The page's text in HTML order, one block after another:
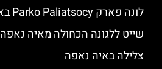
לונה פארק Parko Paliatsocy באיה נאפה
שייט ללגונה הכחולה מאיה נאפה
צלילה באיה נאפה